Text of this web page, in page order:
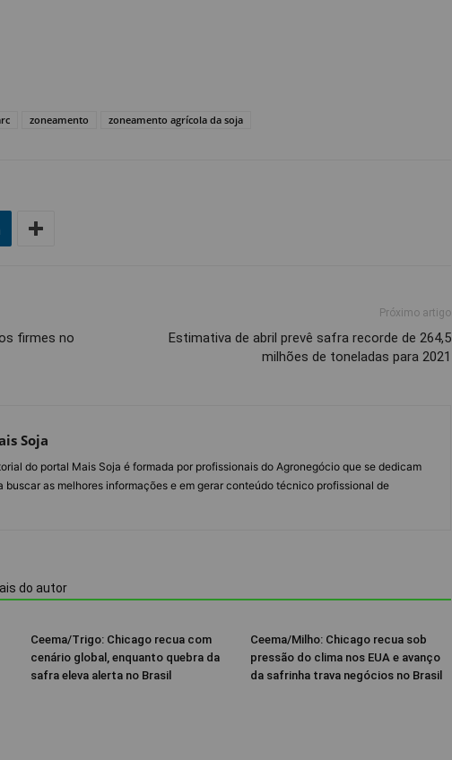
zoneamento zoneamento agrícola da soja
firmes no
Próximo artigo
Estimativa de abril prevê safra recorde de 264,5
milhões de toneladas para 2021
Soja
do portal Mais Soja é formada por profissionais do Agronegócio que se dedicam
buscar as melhores informações e em gerar conteúdo técnico profissional de
do autor
Ceema/Trigo: Chicago recua com
cenário global, enquanto quebra da
safra eleva alerta no Brasil
Ceema/Milho: Chicago recua sob
pressão do clima nos EUA e avanço
da safrinha trava negócios no Brasil